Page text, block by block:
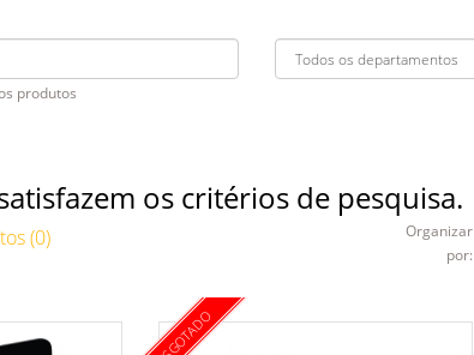
produtos
os critérios de pesquisa.
(0)
Organizar
por:
ESGOTADO